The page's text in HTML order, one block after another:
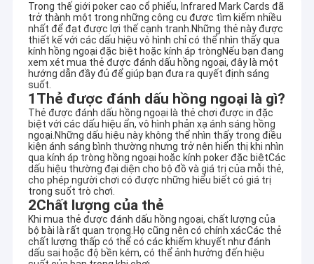
Trong thế giới poker cao cổ phiếu, Infrared Mark Cards đã
trở thành một trong những công cụ được tìm kiếm nhiều
nhất để đạt được lợi thế cạnh tranh.Những thẻ này được
thiết kế với các dấu hiệu vô hình chỉ có thể nhìn thấy qua
kính hồng ngoại đặc biệt hoặc kính áp tròngNếu bạn đang
xem xét mua thẻ được đánh dấu hồng ngoại, đây là một
hướng dẫn đầy đủ để giúp bạn đưa ra quyết định sáng
suốt.
1Thẻ được đánh dấu hồng ngoại là gì?
Thẻ được đánh dấu hồng ngoại là thẻ chơi được in đặc
biệt với các dấu hiệu ẩn, vô hình phản xạ ánh sáng hồng
ngoại.Những dấu hiệu này không thể nhìn thấy trong điều
kiện ánh sáng bình thường nhưng trở nên hiển thị khi nhìn
qua kính áp tròng hồng ngoại hoặc kính poker đặc biệtCác
dấu hiệu thường đại diện cho bộ đồ và giá trị của mỗi thẻ,
cho phép người chơi có được những hiểu biết có giá trị
trong suốt trò chơi.
2Chất lượng của thẻ
Khi mua thẻ được đánh dấu hồng ngoại, chất lượng của
bộ bài là rất quan trọng.Họ cũng nên có chính xácCác thẻ
chất lượng thấp có thể có các khiếm khuyết như đánh
dấu sai hoặc độ bền kém, có thể ảnh hưởng đến hiệu